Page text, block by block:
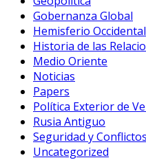
Gobernanza Global
Hemisferio Occidental
Historia de las
Medio Oriente
Noticias
Papers
Política Exterior de
Rusia Antiguo
Seguridad y Conflictos
Uncategorized